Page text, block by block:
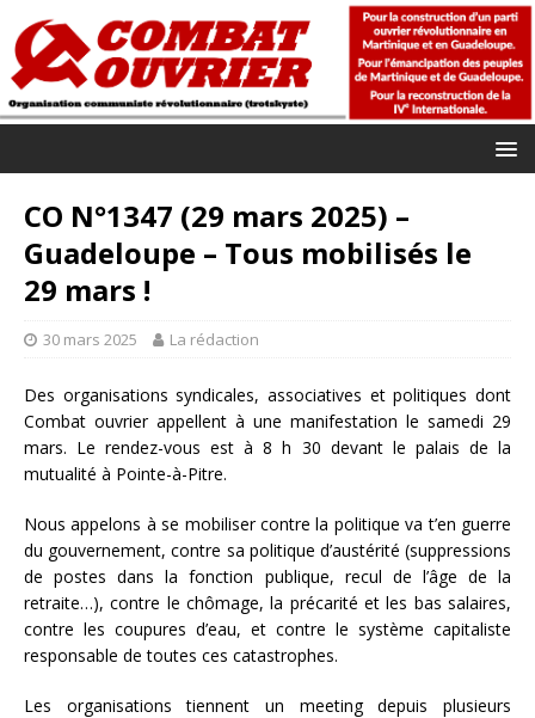
CO N°1347 (29 mars 2025) –
Guadeloupe – Tous mobilisés le
29 mars !
30 mars 2025 La rédaction
Des organisations syndicales, associatives et politiques dont
Combat ouvrier appellent à une manifestation le samedi 29
mars. Le rendez-vous est à 8 h 30 devant le palais de la
mutualité à Pointe-à-Pitre.
Nous appelons à se mobiliser contre la politique va t’en guerre
du gouvernement, contre sa politique d’austérité (suppressions
de postes dans la fonction publique, recul de l’âge de la
retraite…), contre le chômage, la précarité et les bas salaires,
contre les coupures d’eau, et contre le système capitaliste
responsable de toutes ces catastrophes.
Les organisations tiennent un meeting depuis plusieurs